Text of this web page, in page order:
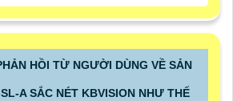
HỒI TỪ NGƯỜI DÙNG VỀ SẢN
A SẮC NÉT KBVISION NHƯ THẾ